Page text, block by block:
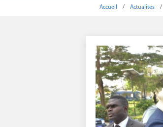
Accueil / Actualites /